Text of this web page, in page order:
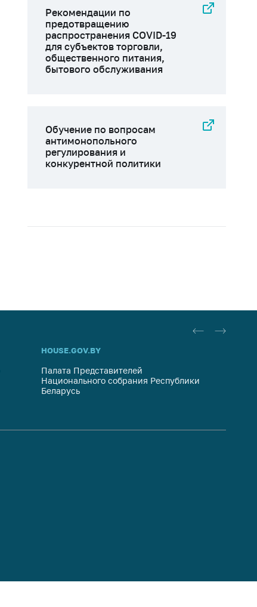
Рекомендации по
предотвращению
распространения COVID-19
для субъектов торговли,
общественного питания,
бытового обслуживания
Обучение по вопросам
антимонопольного
регулирования и
конкурентной политики
HOUSE.GOV.BY
Палата Представителей
Национального собрания Республики
Беларусь